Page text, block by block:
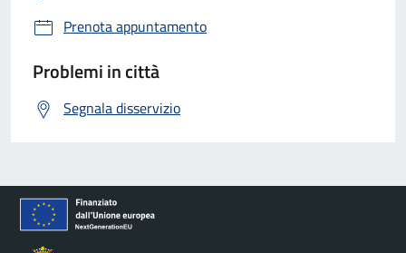
Prenota appuntamento
Problemi in città
Segnala disservizio